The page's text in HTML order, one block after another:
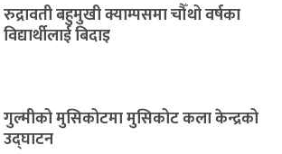
रुद्रावती बहुमुखी क्याम्पसमा चौँथो वर्षका
विद्यार्थीलाई बिदाइ
गुल्मीको मुसिकोटमा मुसिकोट कला केन्द्रको
उद्घाटन